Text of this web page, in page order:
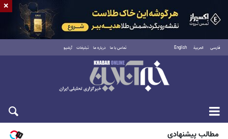
فارسی العربية English تماس با ما درباره ما تبلیغات آرشیو
پنجشنبه ۱۵ مرداد ۱۴۰۵
مطالب پیشنهادی
×